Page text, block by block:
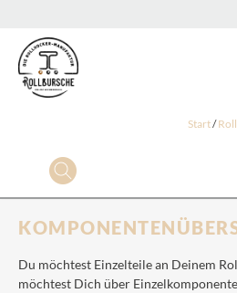
Start/
Du möchtest Einzelteile an Deinem
möchtest Dich über